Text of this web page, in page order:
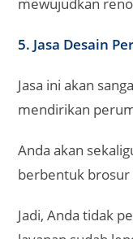
5. Jasa Desain
Jasa ini akan
mendirikan
Anda akan
berbentuk
Jadi, Anda tidak